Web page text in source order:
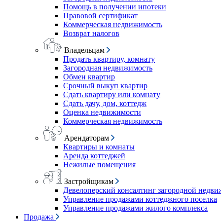
Помощь в получении ипотеки
Правовой сертификат
Коммерческая недвижимость
Возврат налогов
Владельцам
Продать квартиру, комнату
Загородная недвижимость
Обмен квартир
Срочный выкуп квартир
Сдать квартиру или комнату
Сдать дачу, дом, коттедж
Оценка недвижимости
Коммерческая недвижимость
Арендаторам
Квартиры и комнаты
Аренда коттеджей
Нежилые помещения
Застройщикам
Девелоперский консалтинг загородной
Управление продажами коттеджного поселка
Управление продажами жилого комплекса
Продажа